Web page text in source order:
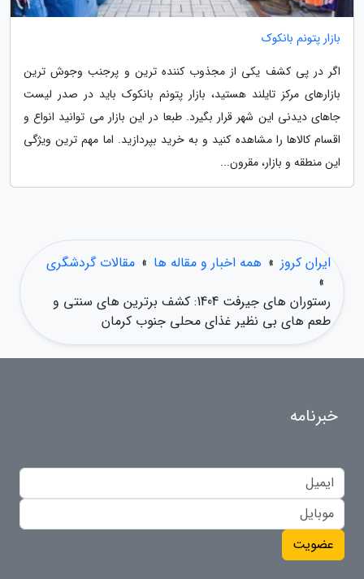
بازار پتونم بانکوک
اگر در پی کشف یکی از مجذوب کننده ترین و پرجنب وجوش ترین
بازارهای مرکز تایلند هستید، بازار پتونم بانکوک باید در صدر لیست
جاهای دیدنی این شهر قرار بگیرد. طبعا در این بازار می توانید انواع و
اقسام کالاها را مشاهده کنید و به خرید بپردازید. اما مهم ترین ویژگی
این منطقه و بازار، مقرون...
ایران کروز » همه اخبار و مقاله ها » مقالات گردشگری
»
رستوران های جیرفت 1404: کشف برترین های سنتی و
طعم های بی نظیر غذای محلی جنوب کرمان
خبرنامه
عضویت